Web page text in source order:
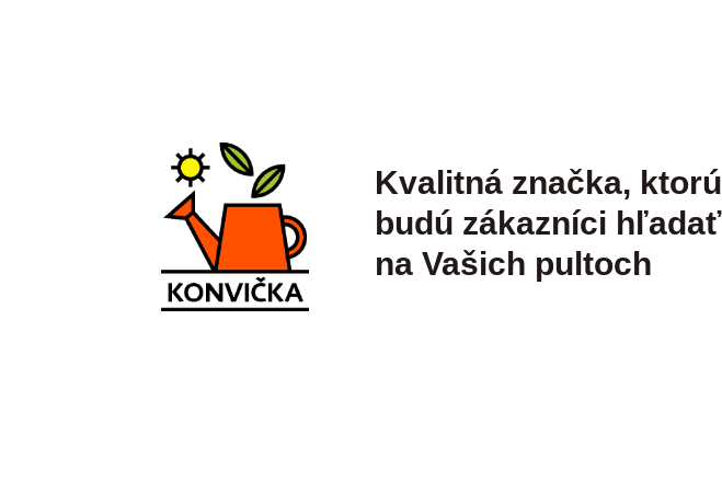
Kvalitná značka, ktorú
budú zákazníci hľadať
na Vašich pultoch